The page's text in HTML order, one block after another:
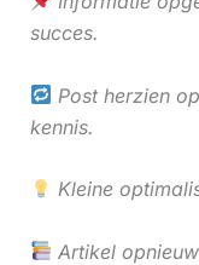
succes.
Post herzien
kennis.
Kleine
Artikel